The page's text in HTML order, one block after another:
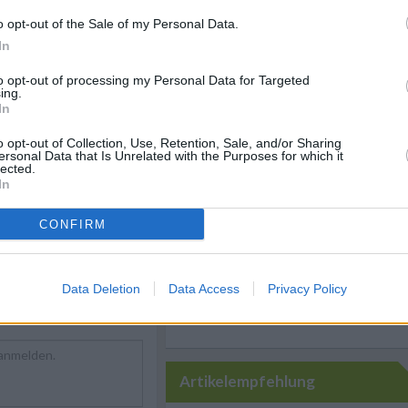
opt-out of the Sale of my Personal Data.
opt-out of processing my Personal Data for Targeted
opt-out of Collection, Use, Retention, Sale, and/or Sharing
Data that Is Unrelated with the Purposes for which it
CONFIRM
Data Deletion Data Access Privacy Policy
Rezepte
Rezepte/
ohne Fett
Rezepte
/
ohne Zucker/
/
Rezepte
Artikelempfehlung